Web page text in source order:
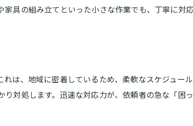
が幅広く対応
具の組み立てといった小さな作業でも、丁寧に対
は、地域に密着しているため、柔軟なスケジュー
対処します。迅速な対応力が、依頼者の急な「困